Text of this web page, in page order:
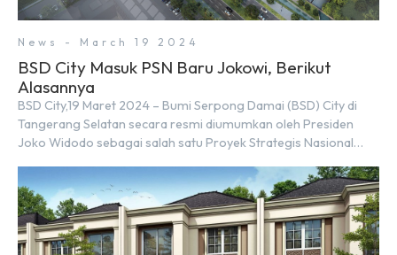
News - March 19 2024
BSD City Masuk PSN Baru Jokowi, Berikut
Alasannya
BSD City,19 Maret 2024 – Bumi Serpong Damai (BSD) City di
Tangerang Selatan secara resmi diumumkan oleh Presiden
Joko Widodo sebagai salah satu Proyek Strategis Nasional
Koordinator Bidang Perekonomian, Airlangga Hartarto, setelah
Rapat Terbatas (ratas) bersama Jokowi di Istana Kepresidenan
pada hari Senin, 18 Maret 2024. Selain […]